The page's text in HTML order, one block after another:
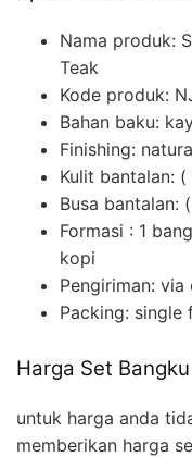
Nama produk:
Teak
Kode produk:
Bahan baku:
Finishing:
Kulit bantalan:
Busa bantalan:
Formasi : 1
kopi
Pengiriman:
Packing: single
Harga Set
untuk harga anda
memberikan harga